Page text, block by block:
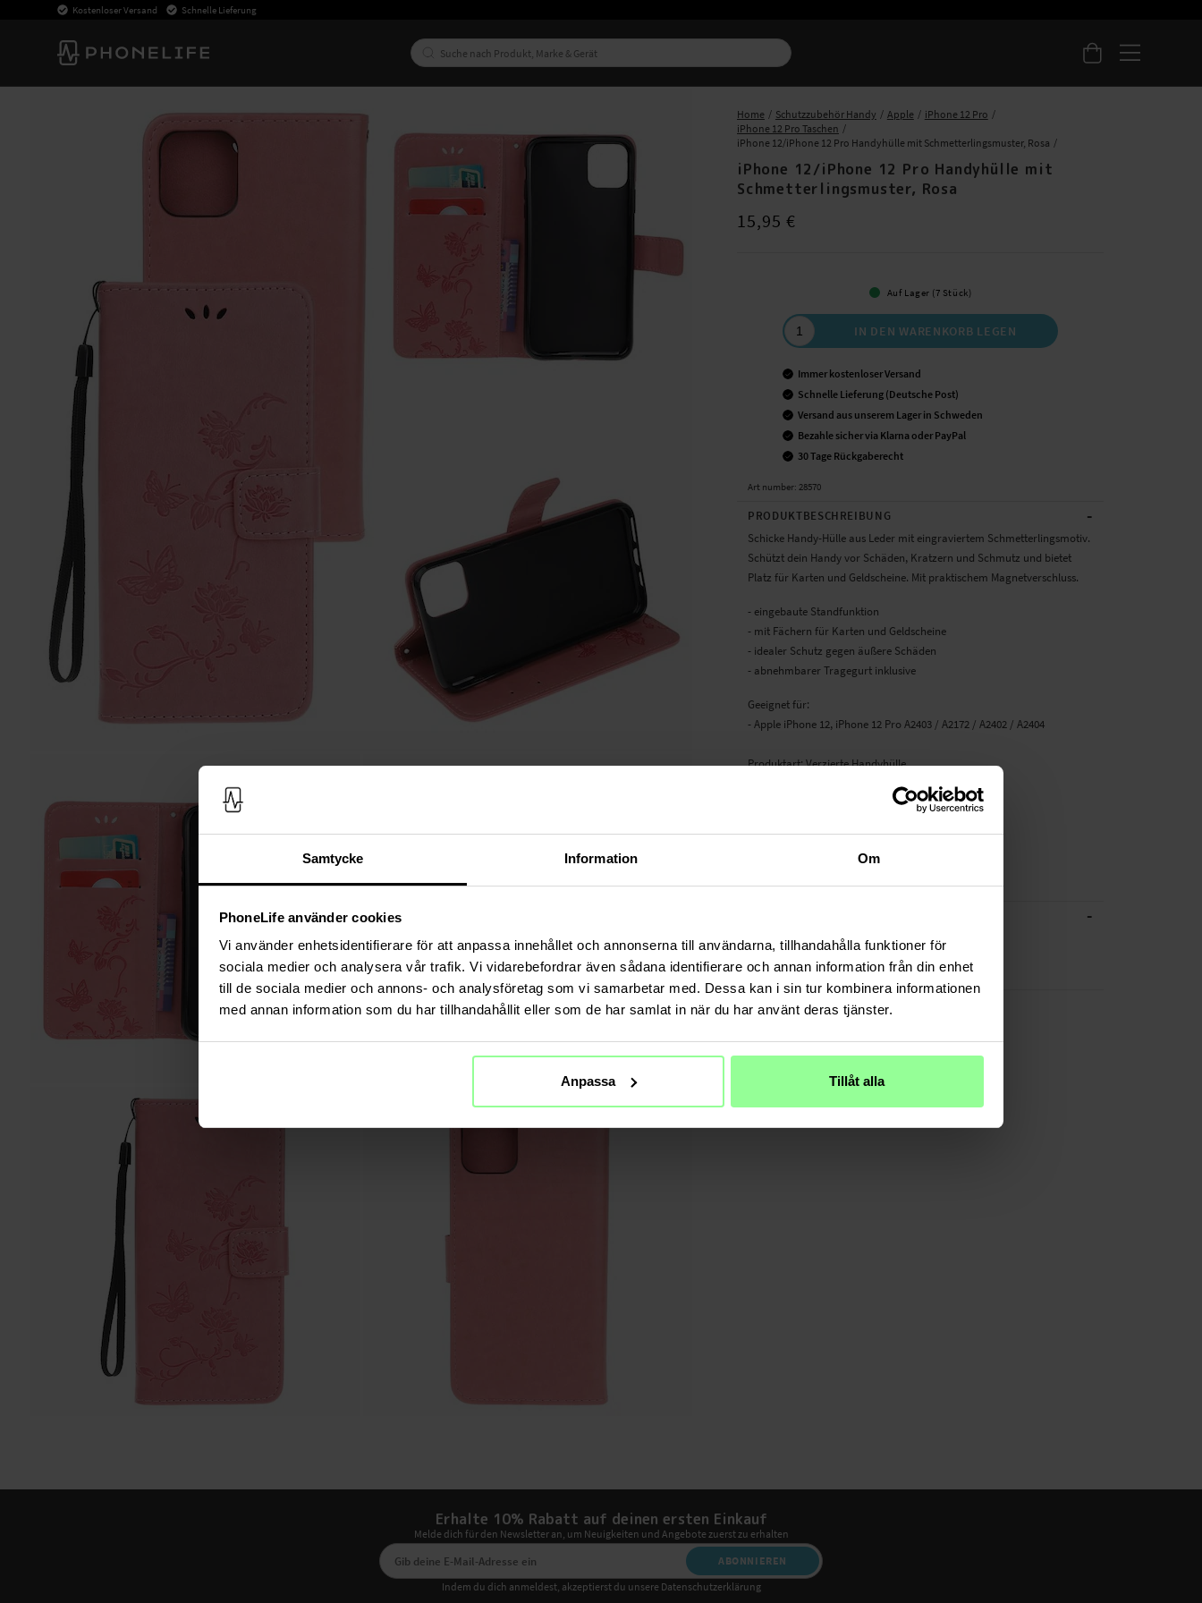
Samtycke Information Om
PhoneLife använder cookies
Vi använder enhetsidentifierare för att anpassa innehållet och annonserna till användarna, tillhandahålla funktioner för
sociala medier och analysera vår trafik. Vi vidarebefordrar även sådana identifierare och annan information från din enhet
till de sociala medier och annons- och analysföretag som vi samarbetar med. Dessa kan i sin tur kombinera informationen
med annan information som du har tillhandahållit eller som de har samlat in när du har använt deras tjänster.
Anpassa Tillåt alla
Kostenloser Versand Schnelle Lieferung
Home Schutzzubehör Handy Apple
iPhone 12 Pro
iPhone 12 Pro Taschen
iPhone 12/iPhone 12 Pro Handyhülle mit Schmetterlingsmuster, Rosa
iPhone 12/iPhone 12 Pro Handyhülle mit
Schmetterlingsmuster, Rosa
Preis:15,95 €
15,95 €
Auf Lager (7 Stück)
IN DEN WARENKORB LEGEN
Immer kostenloser Versand
Schnelle Lieferung (Deutsche Post)
Versand aus unserem Lager in Schweden
Bezahle sicher via Klarna oder PayPal
30 Tage Rückgaberecht
Art number: 28570
PRODUKTBESCHREIBUNG -
Schicke Handy-Hülle aus Leder mit eingraviertem Schmetterlingsmotiv.
Schützt dein Handy vor Schäden, Kratzern und Schmutz und bietet
Platz für Karten und Geldscheine. Mit praktischem Magnetverschluss.
- eingebaute Standfunktion
- mit Fächern für Karten und Geldscheine
- idealer Schutz gegen äußere Schäden
- abnehmbarer Tragegurt inklusive
Geeignet für:
- Apple iPhone 12, iPhone 12 Pro A2403 / A2172 / A2402 / A2404
Produktart: Verzierte Handyhülle
-
Farbe
Rosa
Material
Kunstleder
Erhalte 10% Rabatt auf deinen ersten Einkauf
Melde dich für den Newsletter an, um Neuigkeiten und Angebote zuerst zu erhalten
ABONNIEREN
Indem du dich anmeldest, akzeptierst du unsere Datenschutzerklärung